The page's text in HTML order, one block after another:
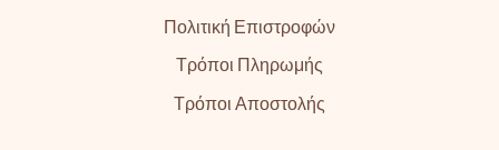
Πολιτική Επιστροφών
Τρόποι Πληρωμής
Τρόποι Αποστολής